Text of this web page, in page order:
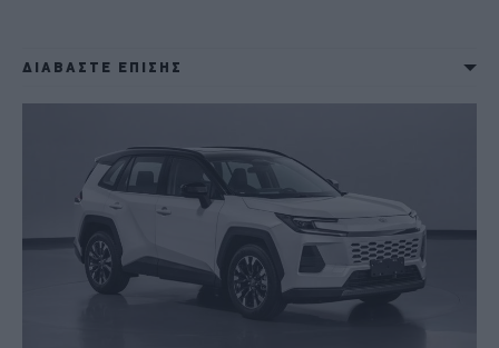
ΔΙΑΒΑΣΤΕ ΕΠΙΣΗΣ